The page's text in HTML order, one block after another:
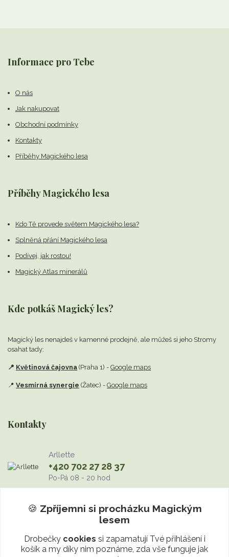
Informace pro Tebe
O nás
Jak nakupovat
Obchodní podmínky
Kontakty
Příběhy Magického lesa
Příběhy Magického lesa
Kdo Tě provede světem Magického lesa?
Splněná přání Magického lesa
Podívej, jak rostou!
Magický Atlas minerálů
Kde potkáš Magický les?
Magický les nenajdeš v kamenné prodejně, ale můžeš si jeho Stromy
osahat tady:
📍 Květinová čajovna (Praha 1) - Google maps
📍 Vesmírná synergie (Žatec) - Google maps
Kontakty
Arllette
+420 702 27 28 37
Po-Pá 08 - 20 hod
info@MagickyLes.cz
🍪 Zpříjemni si procházku Magickým
lesem
Drobečky cookies si zapamatují Tvé přihlášení i
košík a my díky nim poznáme, zda vše funguje jak